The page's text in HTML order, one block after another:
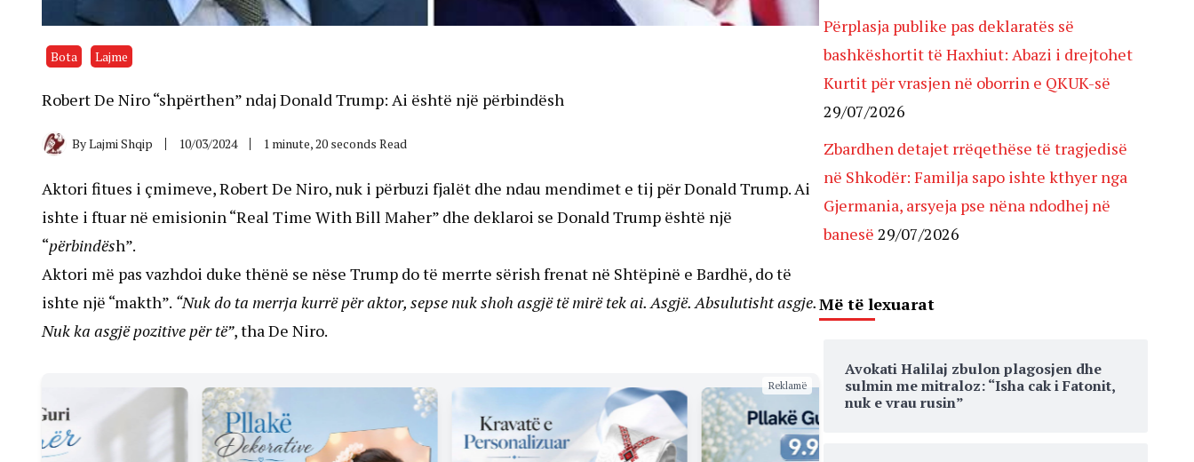
Bota Lajme
Robert De Niro “shpërthen” ndaj Donald Trump: Ai është një përbindësh
ByLajmi Shqip 10/03/2024 1 minute, 20 seconds Read
Aktori fitues i çmimeve, Robert De Niro, nuk i përbuzi fjalët dhe ndau mendimet e tij për Donald Trump. Ai
ishte i ftuar në emisionin “Real Time With Bill Maher” dhe deklaroi se Donald Trump është një
“përbindësh”.
Aktori më pas vazhdoi duke thënë se nëse Trump do të merrte sërish frenat në Shtëpinë e Bardhë, do të
ishte një “makth”. “Nuk do ta merrja kurrë për aktor, sepse nuk shoh asgjë të mirë tek ai. Asgjë. Absulutisht asgje.
Nuk ka asgjë pozitive për të”, tha De Niro.
Reklamë
Përplasja publike pas deklaratës së
bashkëshortit të Haxhiut: Abazi i drejtohet
Kurtit për vrasjen në oborrin e QKUK-së
29/07/2026
Zbardhen detajet rrëqethëse të tragjedisë
në Shkodër: Familja sapo ishte kthyer nga
Gjermania, arsyeja pse nëna ndodhej në
banesë 29/07/2026
Më të lexuarat
Avokati Halilaj zbulon plagosjen dhe
sulmin me mitraloz: “Isha cak i Fatonit,
nuk e vrau rusin”